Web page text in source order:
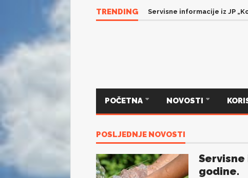
TRENDING Servisne informacije iz JP
POČETNA NOVOSTI
POSLJEDNJE NOVOSTI
Servisne
godine.